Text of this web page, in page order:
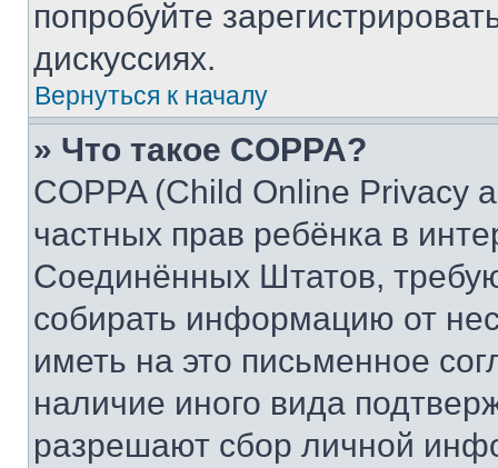
попробуйте
дискуссиях.
Вернуться к началу
» Что такое COPPA?
COPPA (Child Online Privacy
частных прав ребёнка в
Соединённых Штатов,
собирать информацию от
иметь на это письменное
наличие иного вида
разрешают сбор личной